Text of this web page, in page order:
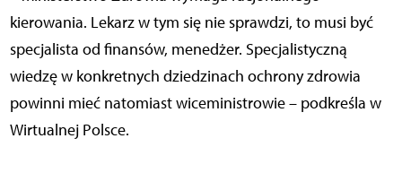
kierowania. Lekarz w tym się nie sprawdzi, to musi być
specjalista od finansów, menedżer. Specjalistyczną
wiedzę w konkretnych dziedzinach ochrony zdrowia
powinni mieć natomiast wiceministrowie – podkreśla w
Wirtualnej Polsce.